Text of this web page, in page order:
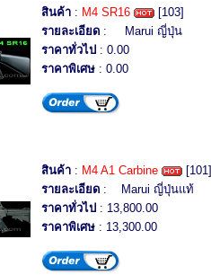
สินค้า : M4 SR16
[103]
รายละเอียด : Marui ญี่ปุ่น
ราคาทั่วไป : 0.00
ราคาพิเศษ : 0.00
สินค้า : M4 A1 Carbine
[101]
รายละเอียด : Marui ญี่ปุ่นแท้
ราคาทั่วไป : 13,800.00
ราคาพิเศษ : 13,300.00